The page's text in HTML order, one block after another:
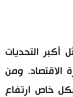
أكبر التحديات
الاقتصاد. ومن
خاص ارتفاع